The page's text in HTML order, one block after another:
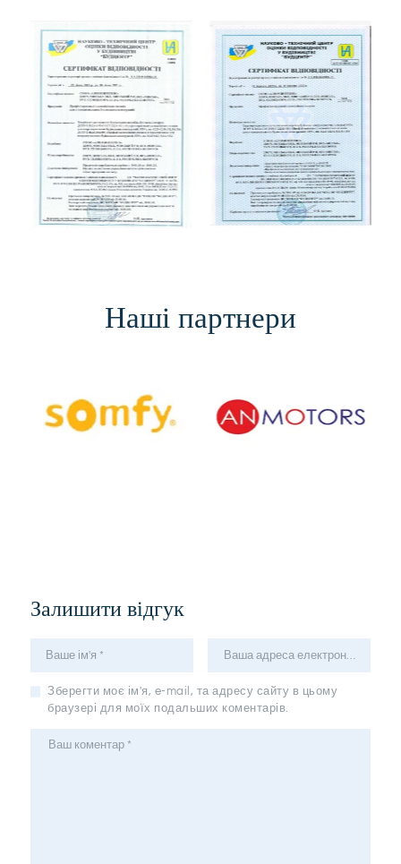
Наші партнери
Залишити відгук
Зберегти моє ім'я, e-mail, та адресу сайту в цьому
браузері для моїх подальших коментарів.